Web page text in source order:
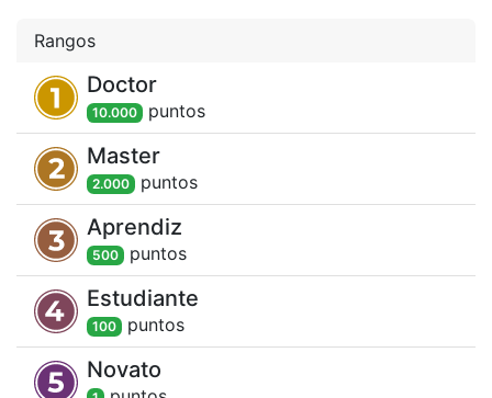
Rangos
Doctor
10.000 puntos
Master
2.000 puntos
Aprendiz
500 puntos
Estudiante
100 puntos
Novato